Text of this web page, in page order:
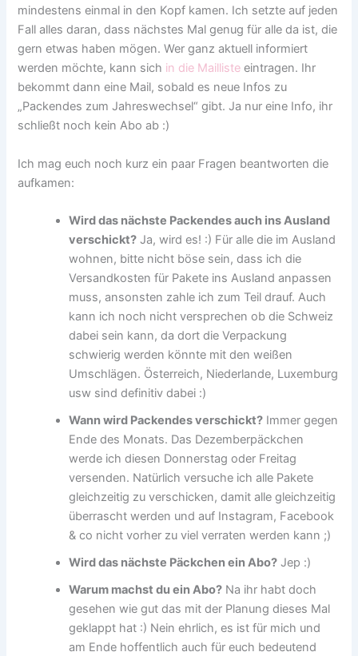
mindestens einmal in den Kopf kamen. Ich setzte auf jeden
Fall alles daran, dass nächstes Mal genug für alle da ist, die
gern etwas haben mögen. Wer ganz aktuell informiert
werden möchte, kann sich in die Mailliste eintragen. Ihr
bekommt dann eine Mail, sobald es neue Infos zu
„Packendes zum Jahreswechsel“ gibt. Ja nur eine Info, ihr
schließt noch kein Abo ab :)
Ich mag euch noch kurz ein paar Fragen beantworten die
aufkamen:
Wird das nächste Packendes auch ins Ausland
verschickt? Ja, wird es! :) Für alle die im Ausland
wohnen, bitte nicht böse sein, dass ich die
Versandkosten für Pakete ins Ausland anpassen
muss, ansonsten zahle ich zum Teil drauf. Auch
kann ich noch nicht versprechen ob die Schweiz
dabei sein kann, da dort die Verpackung
schwierig werden könnte mit den weißen
Umschlägen. Österreich, Niederlande, Luxemburg
usw sind definitiv dabei :)
Wann wird Packendes verschickt? Immer gegen
Ende des Monats. Das Dezemberpäckchen
werde ich diesen Donnerstag oder Freitag
versenden. Natürlich versuche ich alle Pakete
gleichzeitig zu verschicken, damit alle gleichzeitig
überrascht werden und auf Instagram, Facebook
& co nicht vorher zu viel verraten werden kann ;)
Wird das nächste Päckchen ein Abo? Jep :)
Warum machst du ein Abo? Na ihr habt doch
gesehen wie gut das mit der Planung dieses Mal
geklappt hat :) Nein ehrlich, es ist für mich und
am Ende hoffentlich auch für euch bedeutend